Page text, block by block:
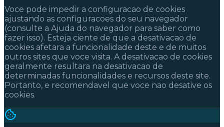
Voce pode impedir a configuracao de cookies
ajustando as configuracoes do seu navegador
(consulte a Ajuda do navegador para saber como
fazer isso). Esteja ciente de que a desativacao de
cookies afetara a funcionalidade deste e de muitos
outros sites que voce visita. A desativacao de cookies
geralmente resultara na desativacao de
determinadas funcionalidades e recursos deste site.
Portanto, e recomendavel que voce nao desative os
cookies.